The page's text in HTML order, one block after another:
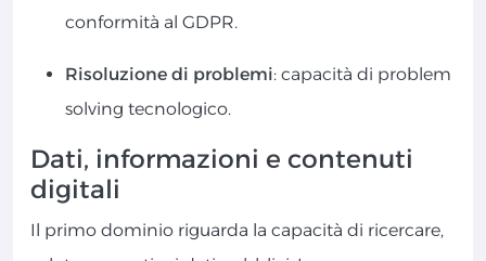
conformità al GDPR.
Risoluzione di problemi: capacità di problem
solving tecnologico.
Dati, informazioni e contenuti
digitali
Il primo dominio riguarda la capacità di ricercare,